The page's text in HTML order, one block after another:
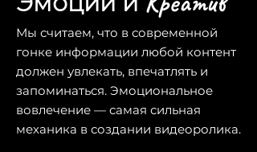
Мы считаем, что в современной
гонке информации любой контент
должен увлекать, впечатлять и
запоминаться. Эмоциональное
вовлечение — самая сильная
механика в создании видеоролика.